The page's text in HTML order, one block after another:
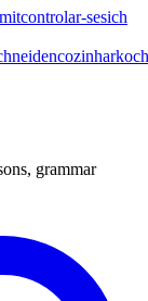
controlar-sesich
cozinhar
grammar